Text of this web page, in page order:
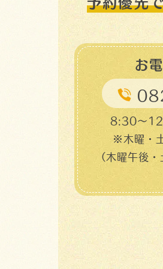
お
8:30～
※木曜・
（木曜午後